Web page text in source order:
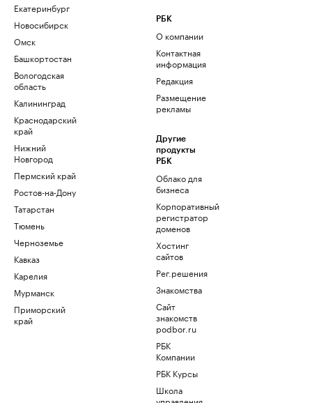
Екатеринбург
Новосибирск
Омск
Башкортостан
Вологодская
область
Калининград
Краснодарский
край
Нижний
Новгород
Пермский край
Ростов-на-Дону
Татарстан
Тюмень
Черноземье
Кавказ
Карелия
Мурманск
Приморский
край
РБК
О компании
Контактная
информация
Редакция
Размещение
рекламы
Другие
продукты
РБК
Облако для
бизнеса
Корпоративный
регистратор
доменов
Хостинг
сайтов
Рег.решения
Знакомства
Сайт
знакомств
podbor.ru
РБК
Компании
РБК Курсы
Школа